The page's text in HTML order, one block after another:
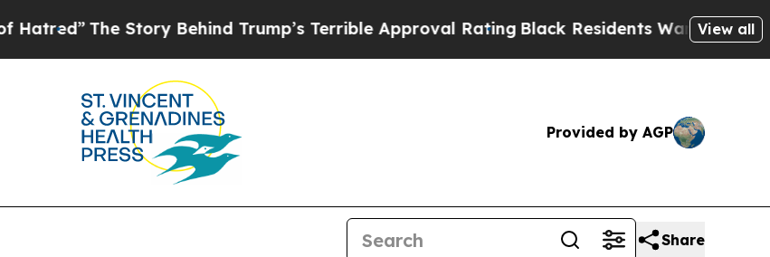
The Story Behind Trump’s Terrible Approval RatingBlack Residents Warned of AbusiveView all
Provided by AGP
Share